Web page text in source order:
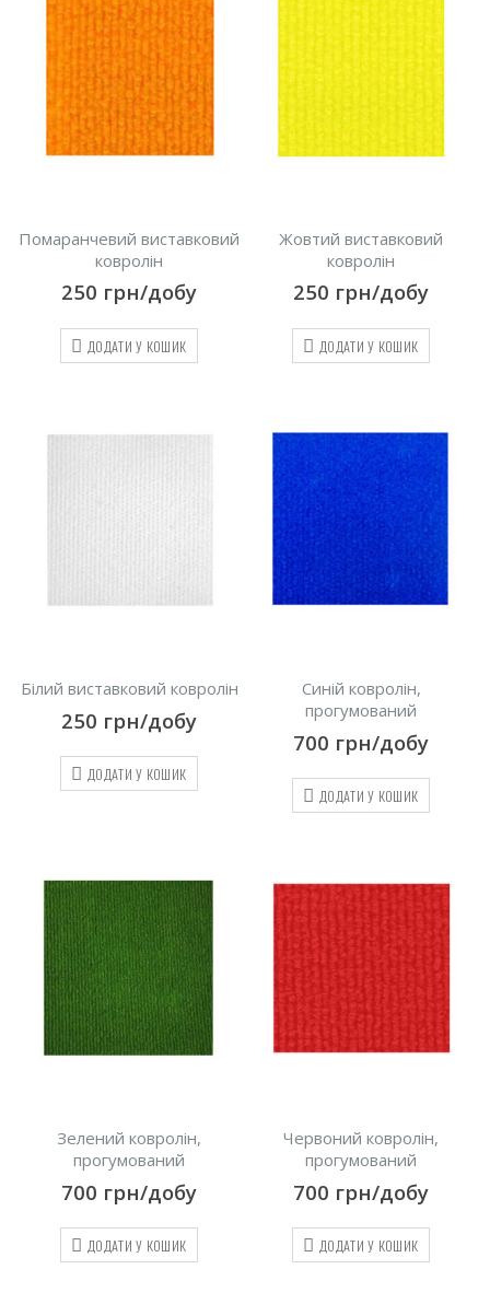
Помаранчевий виставковий
ковролін
250 грн/добу
ДОДАТИ У КОШИК
Жовтий виставковий
ковролін
250 грн/добу
ДОДАТИ У КОШИК
Білий виставковий ковролін
250 грн/добу
ДОДАТИ У КОШИК
Синій ковролін,
прогумований
700 грн/добу
ДОДАТИ У КОШИК
Зелений ковролін,
прогумований
700 грн/добу
ДОДАТИ У КОШИК
Червоний ковролін,
прогумований
700 грн/добу
ДОДАТИ У КОШИК